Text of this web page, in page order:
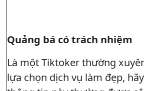
Quảng bá có trách nhiệm
Là một Tiktoker thường
lựa chọn dịch vụ làm đẹp,